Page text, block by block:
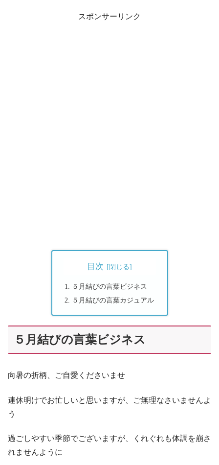
スポンサーリンク
目次
５月結びの言葉ビジネス
５月結びの言葉カジュアル
５月結びの言葉ビジネス
向暑の折柄、ご自愛くださいませ
連休明けでお忙しいと思いますが、ご無理なさいませんよ
う
過ごしやすい季節でございますが、くれぐれも体調を崩さ
れませんように